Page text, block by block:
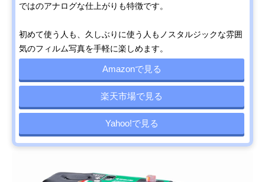
ではのアナログな仕上がりも特徴です。
初めて使う人も、久しぶりに使う人もノスタルジックな雰囲
気のフィルム写真を手軽に楽しめます。
Amazonで見る
楽天市場で見る
Yahoo!で見る